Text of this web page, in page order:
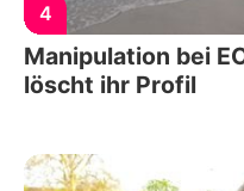
4
Manipulation bei
löscht ihr Profil